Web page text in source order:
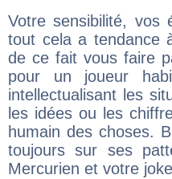
Votre sensibilité,
tout cela a tendance
de ce fait vous faire
pour un joueur
intellectualisant les
les idées ou les
humain des choses.
toujours sur ses
Mercurien et votre